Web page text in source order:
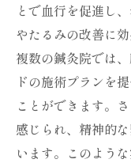
とで血行を促進し
やたるみの改善に
複数の鍼灸院では
ドの施術プランを
ことができます。
感じられ、精神的
います。このよう